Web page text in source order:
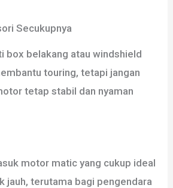
Secukupnya
box belakang atau windshield
touring, tetapi jangan
tetap stabil dan nyaman
motor matic yang cukup ideal
jauh, terutama bagi pengendara